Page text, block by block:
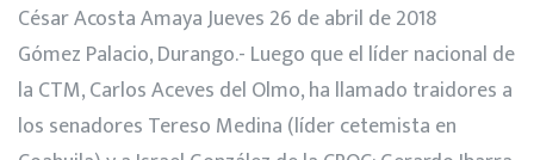
César Acosta Amaya Jueves 26 de abril de 2018
Gómez Palacio, Durango.- Luego que el líder nacional de
la CTM, Carlos Aceves del Olmo, ha llamado traidores a
los senadores Tereso Medina (líder cetemista en